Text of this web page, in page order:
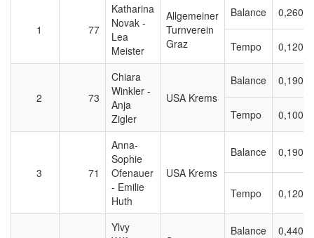
1 77
Katharina
Novak -
Lea
Meister
Allgemeiner
Turnverein
Graz
Balance 0,260
Tempo 0,120
2 73
Chiara
Winkler -
Anja
Zigler
USA Krems
Balance 0,190
Tempo 0,100
3 71
Anna-
Sophie
Ofenauer
- Emilie
Huth
USA Krems
Balance 0,190
Tempo 0,120
Ylvy
Balance 0,440